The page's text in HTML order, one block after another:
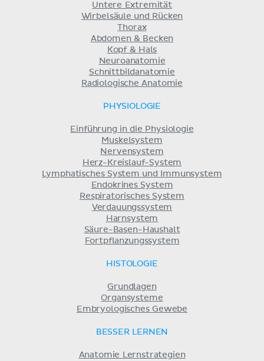
Untere Extremität
Wirbelsäule und Rücken
Thorax
Abdomen & Becken
Kopf & Hals
Neuroanatomie
Schnittbildanatomie
Radiologische Anatomie
PHYSIOLOGIE
Einführung in die Physiologie
Muskelsystem
Nervensystem
Herz-Kreislauf-System
Lymphatisches System und Immunsystem
Endokrines System
Respiratorisches System
Verdauungssystem
Harnsystem
Säure-Basen-Haushalt
Fortpflanzungssystem
HISTOLOGIE
Grundlagen
Organsysteme
Embryologisches Gewebe
BESSER LERNEN
Anatomie Lernstrategien